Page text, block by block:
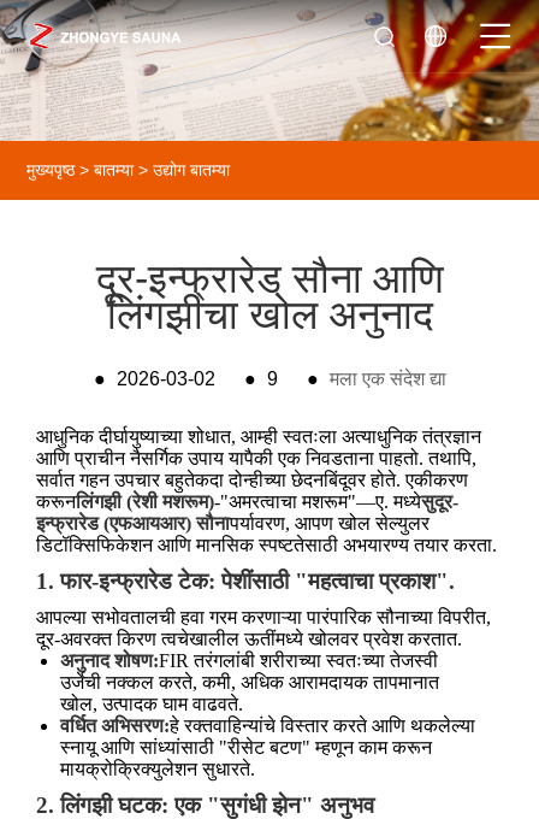
मुख्यपृष्ठ > बातम्या>उद्योग बातम्या
दूर-इन्फ्रारेड सौना आणि
लिंगझीचा खोल अनुनाद
● 2026-03-02 ● 9 ● मला एक संदेश द्या
आधुनिक दीर्घायुष्याच्या शोधात, आम्ही स्वतःला अत्याधुनिक तंत्रज्ञान
आणि प्राचीन नैसर्गिक उपाय यापैकी एक निवडताना पाहतो. तथापि,
सर्वात गहन उपचार बहुतेकदा दोन्हीच्या छेदनबिंदूवर होते. एकीकरण
करूनलिंगझी (रेशी मशरूम)-"अमरत्वाचा मशरूम"—ए. मध्येसुदूर-
इन्फ्रारेड (एफआयआर) सौनापर्यावरण, आपण खोल सेल्युलर
डिटॉक्सिफिकेशन आणि मानसिक स्पष्टतेसाठी अभयारण्य तयार करता.
1. फार-इन्फ्रारेड टेक: पेशींसाठी "महत्वाचा प्रकाश".
आपल्या सभोवतालची हवा गरम करणाऱ्या पारंपारिक सौनाच्या विपरीत,
दूर-अवरक्त किरण त्वचेखालील ऊतींमध्ये खोलवर प्रवेश करतात.
अनुनाद शोषण:FIR तरंगलांबी शरीराच्या स्वतःच्या तेजस्वी
उर्जेची नक्कल करते, कमी, अधिक आरामदायक तापमानात
खोल, उत्पादक घाम वाढवते.
वर्धित अभिसरण:हे रक्तवाहिन्यांचे विस्तार करते आणि थकलेल्या
स्नायू आणि सांध्यांसाठी "रीसेट बटण" म्हणून काम करून
मायक्रोक्रिक्युलेशन सुधारते.
2. लिंगझी घटक: एक "सुगंधी झेन" अनुभव